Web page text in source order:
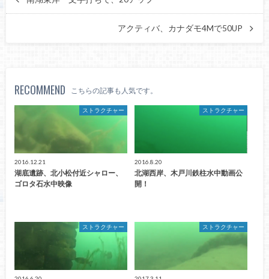
アクティバ、カナダモ4Mで50UP
RECOMMEND こちらの記事も人気です。
ストラクチャー
2016.12.21
湖底遺跡、北小松付近シャロー、
ゴロタ石水中映像
ストラクチャー
2016.8.20
北湖西岸、木戸川鉄柱水中動画公
開！
ストラクチャー ストラクチャー